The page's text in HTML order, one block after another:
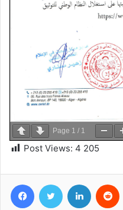
Page 1 / 1
Post Views: 4 205
FacebookTwitter Linkedin